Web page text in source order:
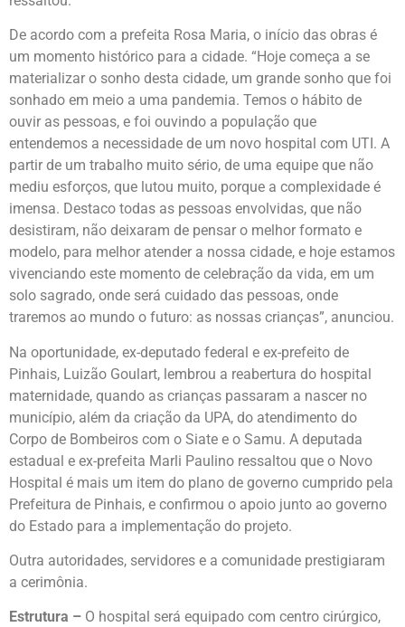
De acordo com a prefeita Rosa Maria, o início das obras é
um momento histórico para a cidade. “Hoje começa a se
materializar o sonho desta cidade, um grande sonho que foi
sonhado em meio a uma pandemia. Temos o hábito de
ouvir as pessoas, e foi ouvindo a população que
entendemos a necessidade de um novo hospital com UTI. A
partir de um trabalho muito sério, de uma equipe que não
mediu esforços, que lutou muito, porque a complexidade é
imensa. Destaco todas as pessoas envolvidas, que não
desistiram, não deixaram de pensar o melhor formato e
modelo, para melhor atender a nossa cidade, e hoje estamos
vivenciando este momento de celebração da vida, em um
solo sagrado, onde será cuidado das pessoas, onde
traremos ao mundo o futuro: as nossas crianças”, anunciou.
Na oportunidade, ex-deputado federal e ex-prefeito de
Pinhais, Luizão Goulart, lembrou a reabertura do hospital
maternidade, quando as crianças passaram a nascer no
município, além da criação da UPA, do atendimento do
Corpo de Bombeiros com o Siate e o Samu. A deputada
estadual e ex-prefeita Marli Paulino ressaltou que o Novo
Hospital é mais um item do plano de governo cumprido pela
Prefeitura de Pinhais, e confirmou o apoio junto ao governo
do Estado para a implementação do projeto.
Outra autoridades, servidores e a comunidade prestigiaram
a cerimônia.
Estrutura – O hospital será equipado com centro cirúrgico,